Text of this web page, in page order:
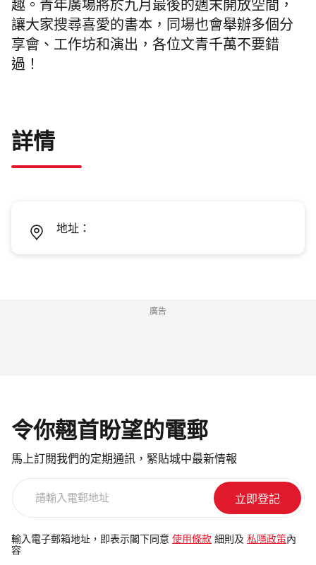
趣。青年廣場將於九月最後的週末開放空間，
讓大家搜尋喜愛的書本，同場也會舉辦多個分
享會、工作坊和演出，各位文青千萬不要錯
過！
詳情
地址：
廣告
令你翹首盼望的電郵
馬上訂閱我們的定期通訊，緊貼城中最新情報
電
郵
輸入電子郵箱地址，即表示閣下同意 使用條款 細則及 私隱政策 內
容